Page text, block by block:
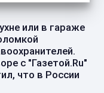
или в гараже
с "Газетой.Ru"
что в России